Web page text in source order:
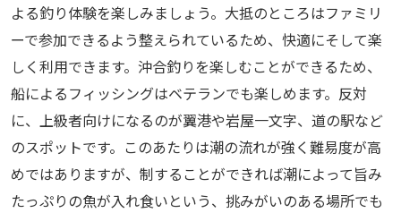
よる釣り体験を楽しみましょう。大抵のところはファミリ
ーで参加できるよう整えられているため、快適にそして楽
しく利用できます。沖合釣りを楽しむことができるため、
船によるフィッシングはベテランでも楽しめます。反対
に、上級者向けになるのが翼港や岩屋一文字、道の駅など
のスポットです。このあたりは潮の流れが強く難易度が高
めではありますが、制することができれば潮によって旨み
たっぷりの魚が入れ食いという、挑みがいのある場所でも